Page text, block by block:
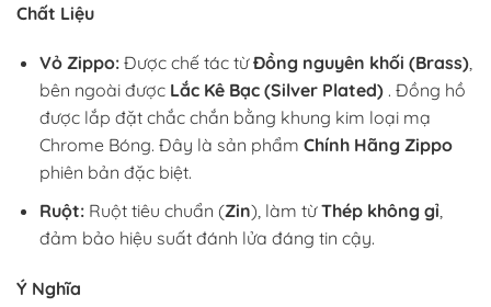
Chất Liệu
Vỏ Zippo:Được chế tác từĐồng nguyên khối (Brass),
bên ngoài được Lắc Kê Bạc (Silver Plated). Đồng hồ
được lắp đặt chắc chắn bằng khung kim loại mạ
Chrome Bóng. Đây là sản phẩm Chính Hãng Zippo
phiên bản đặc biệt.
Ruột:Ruột tiêu chuẩn (Zin), làm từThép không gỉ,
đảm bảo hiệu suất đánh lửa đáng tin cậy.
Ý Nghĩa